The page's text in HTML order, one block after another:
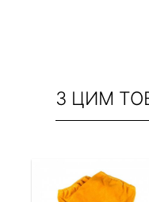
З ЦИМ